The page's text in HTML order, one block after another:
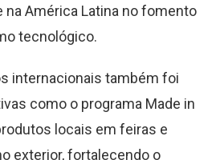
na América Latina no fomento
tecnológico.
internacionais também foi
como o programa Made in
locais em feiras e
exterior, fortalecendo o